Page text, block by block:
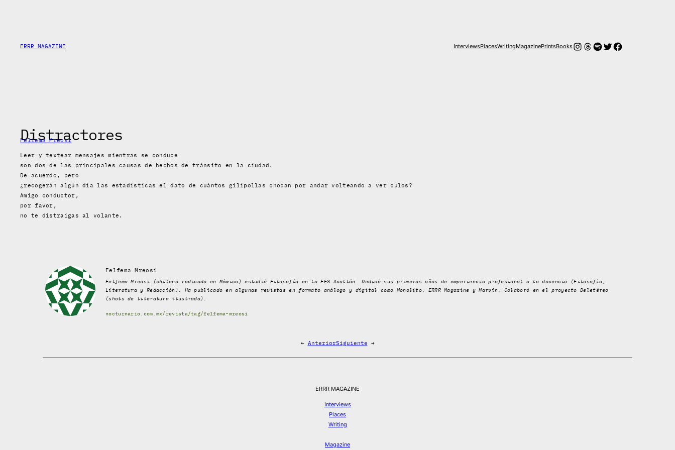
ERRR MAGAZINE InterviewsPlacesWritingMagazinePrintsBooksInstagram
Hilos
Spotify
Twitter
Facebook
Distractores
Felfema Mreosi
Leer y textear mensajes mientras se conduce
son dos de las principales causas de hechos de tránsito en la ciudad.
De acuerdo, pero
¿recogerán algún día las estadísticas el dato de cuántos gilipollas chocan por andar volteando a ver culos?
Amigo conductor,
por favor,
no te distraigas al volante.
Felfema Mreosi
Felfema Mreosi (chileno radicado en México) estudió Filosofía en la FES Acatlán. Dedicó sus primeros años de experiencia profesional a la docencia (Filosofía,
Literatura y Redacción). Ha publicado en algunas revistas en formato análogo y digital como Monolito, ERRR Magazine yMarvin. Colaboró en el proyecto Deletéreo
(shots de literatura ilustrada).
nocturnario.com.mx/revista/tag/felfema-mreosi
← AnteriorSiguiente →
ERRR MAGAZINE
Interviews
Places
Writing
Magazine